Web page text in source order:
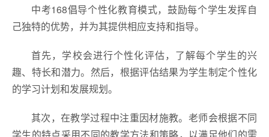
中考168倡导个性化教育模式，鼓励每个学生发挥自
己独特的优势，并为其提供相应支持和指导。
首先，学校会进行个性化评估，了解每个学生的兴
趣、特长和潜力。然后，根据评估结果为学生制定个性化
的学习计划和发展规划。
其次，在教学过程中注重因材施教。老师会根据不同